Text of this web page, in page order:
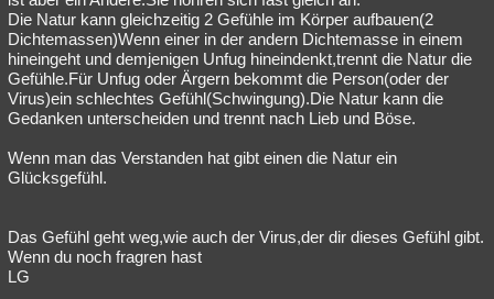
Die Natur kann gleichzeitig 2 Gefühle im Körper aufbauen(2
Dichtemassen)Wenn einer in der andern Dichtemasse in einem
hineingeht und demjenigen Unfug hineindenkt,trennt die Natur die
Gefühle.Für Unfug oder Ärgern bekommt die Person(oder der
Virus)ein schlechtes Gefühl(Schwingung).Die Natur kann die
Gedanken unterscheiden und trennt nach Lieb und Böse.
Wenn man das Verstanden hat gibt einen die Natur ein
Glücksgefühl.
Das Gefühl geht weg,wie auch der Virus,der dir dieses Gefühl gibt.
Wenn du noch fragren hast
LG